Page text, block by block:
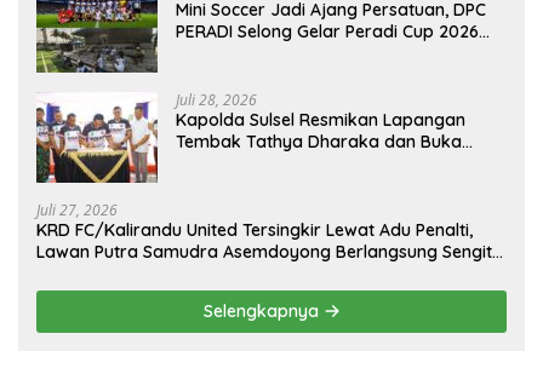
Mini Soccer Jadi Ajang Persatuan, DPC
PERADI Selong Gelar Peradi Cup 2026
Juli 28, 2026
Kapolda Sulsel Resmikan Lapangan
Tembak Tathya Dharaka dan Buka
Juli 27, 2026
KRD FC/Kalirandu United Tersingkir Lewat Adu Penalti,
Lawan Putra Samudra Asemdoyong Berlangsung Sengit
Selengkapnya